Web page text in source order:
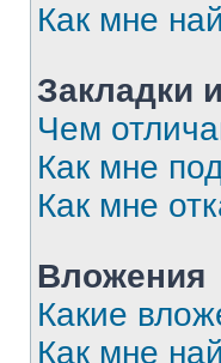
Как мне
Закладки
Чем
Как мне
Как мне
Вложения
Какие
Как мне